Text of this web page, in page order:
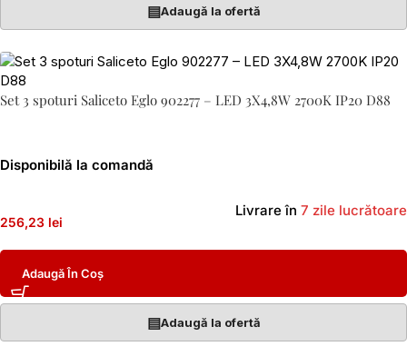
▤Adaugă la ofertă
Set 3 spoturi Saliceto Eglo 902277 – LED 3X4,8W 2700K IP20 D88
Disponibilă la comandă
256,23 lei
Livrare în 7 zile lucrătoare
Adaugă În Coș
▤Adaugă la ofertă